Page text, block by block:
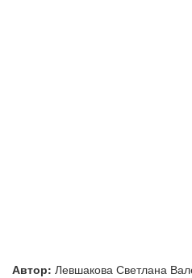
Автор: Левшакова Светлана